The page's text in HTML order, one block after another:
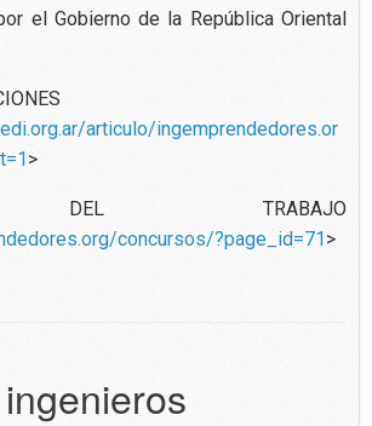
el Gobierno de la República Oriental
articulo/ingemprendedores.or
>
DEL TRABAJO
concursos/?page_id=71>